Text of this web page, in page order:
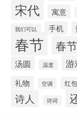
宋代 寓意
我们可以 手机
春节 春
汤圆 温度 游
礼物 空调 红包
诗人 诗词